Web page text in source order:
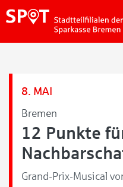
8. MAI
Bremen
12 Punkte
Grand-Prix-Musical